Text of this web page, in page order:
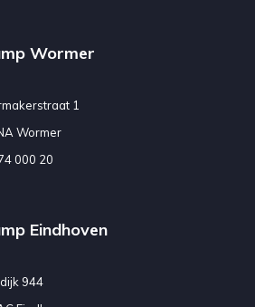
Wormer
1
Wormer
000 20
Eindhoven
944